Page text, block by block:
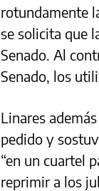
rotundamente
se solicita que
Senado. Al
Senado, los
Linares
pedido y
“en un cuartel
reprimir a los